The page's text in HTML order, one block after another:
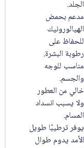
بحمض
على
البشرة.
للوجه
من العطور
انسداد
ترطيبًا طويل
يدوم طوال